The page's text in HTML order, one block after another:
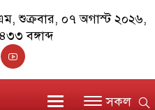
, শুক্রবার, ০৭ অগাস্ট ২০২৬,
বঙ্গাব্দ
সকল